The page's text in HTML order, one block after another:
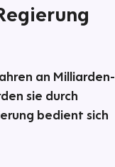
an Milliarden-
sie durch
bedient sich